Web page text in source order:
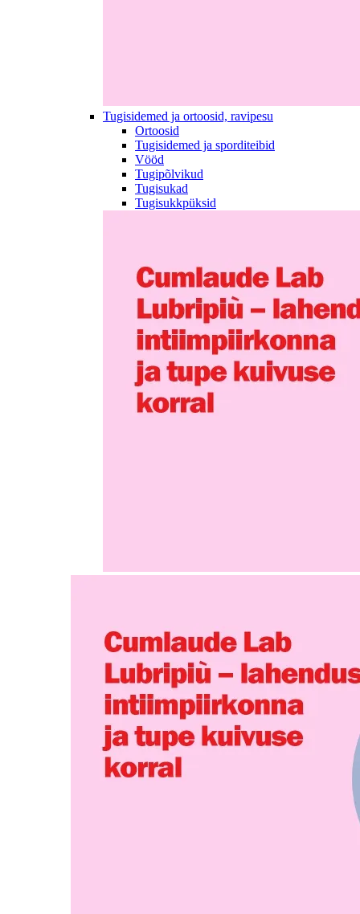
Tugisidemed ja ortoosid, ravipesu
Ortoosid
Tugisidemed ja sporditeibid
Vööd
Tugipõlvikud
Tugisukad
Tugisukkpüksid